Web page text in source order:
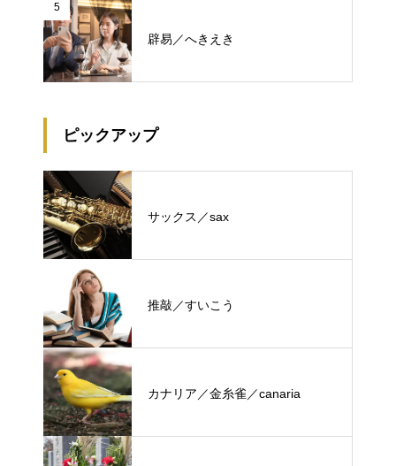
5
辟易／へきえき
ピックアップ
サックス／sax
推敲／すいこう
カナリア／金糸雀／canaria